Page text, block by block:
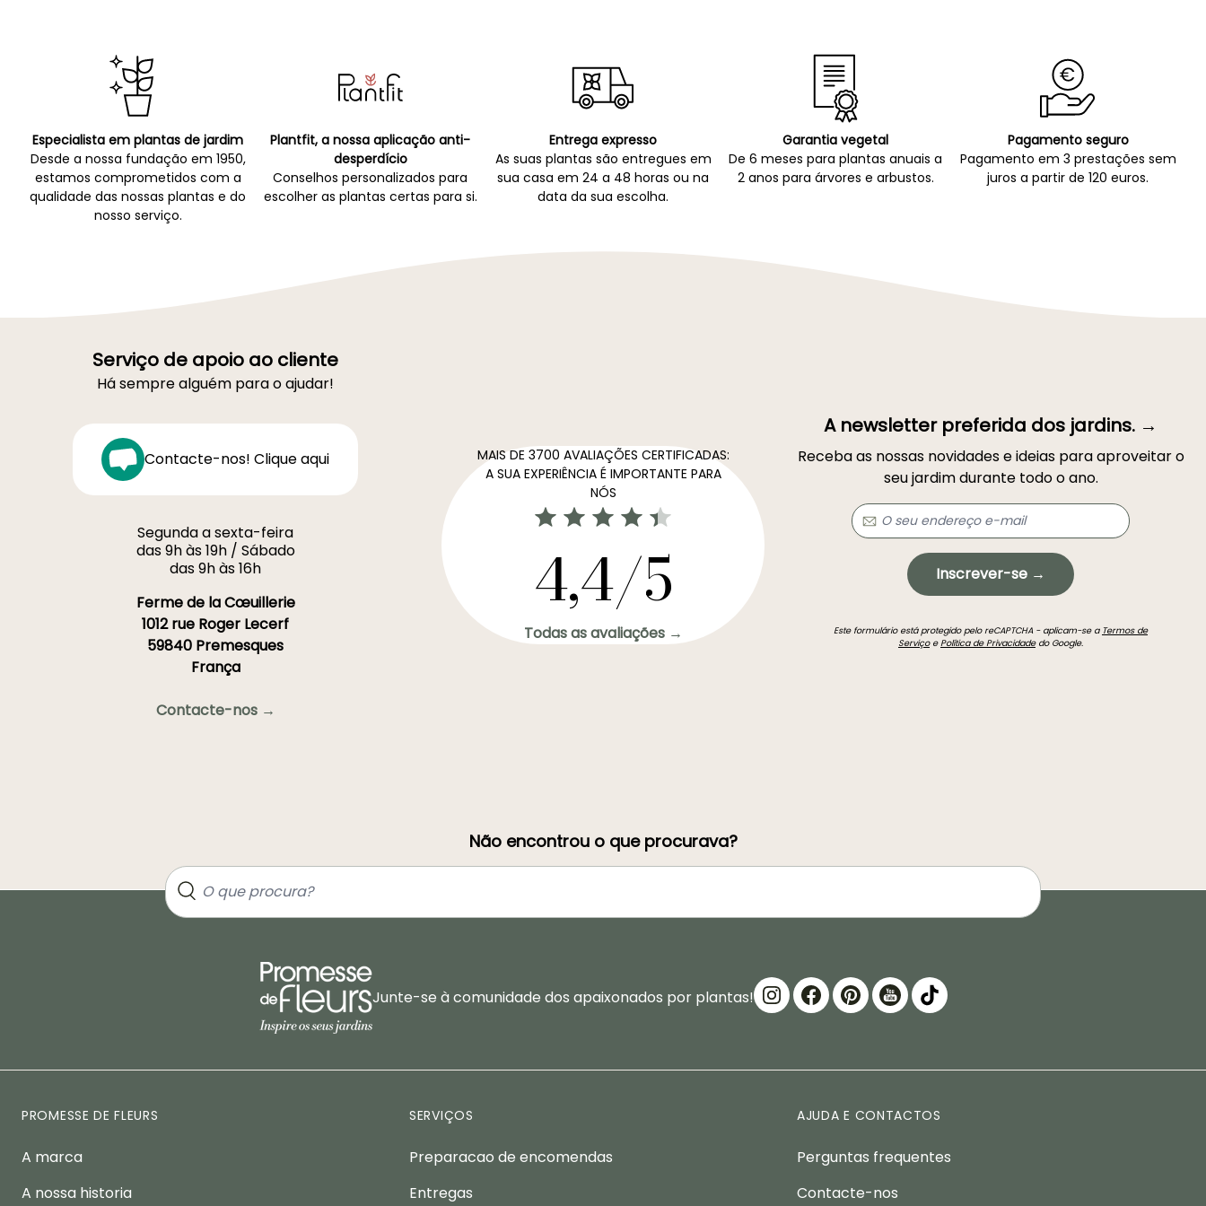
Especialista em plantas de jardim
Desde a nossa fundação em 1950,
estamos comprometidos com a
qualidade das nossas plantas e do
nosso serviço.
Plantfit, a nossa aplicação anti-
desperdício
Conselhos personalizados para
escolher as plantas certas para si.
Entrega expresso
As suas plantas são entregues em
sua casa em 24 a 48 horas ou na
data da sua escolha.
Garantia vegetal
De 6 meses para plantas anuais a
2 anos para árvores e arbustos.
Pagamento seguro
Pagamento em 3 prestações sem
juros a partir de 120 euros.
Serviço de apoio ao cliente
Há sempre alguém para o ajudar!
Contacte-nos! Clique aqui
Segunda a sexta-feira
das 9h às 19h / Sábado
das 9h às 16h
Ferme de la Cœuillerie
1012 rue Roger Lecerf
59840 Premesques
França
Contacte-nos →
MAIS DE 3700 AVALIAÇÕES CERTIFICADAS:
A SUA EXPERIÊNCIA É IMPORTANTE PARA
NÓS
4,4/5
Todas as avaliações →
A newsletter preferida dos jardins. →
Receba as nossas novidades e ideias para aproveitar o
seu jardim durante todo o ano.
Inscrever-se →
Este formulário está protegido pelo reCAPTCHA - aplicam-se a Termos de
ServiçoePolítica de Privacidadedo Google.
Não encontrou o que procurava?
Junte-se à comunidade dos apaixonados por plantas!
PROMESSE DE FLEURS
A marca
A nossa historia
SERVIÇOS
Preparacao de encomendas
Entregas
AJUDA E CONTACTOS
Perguntas frequentes
Contacte-nos